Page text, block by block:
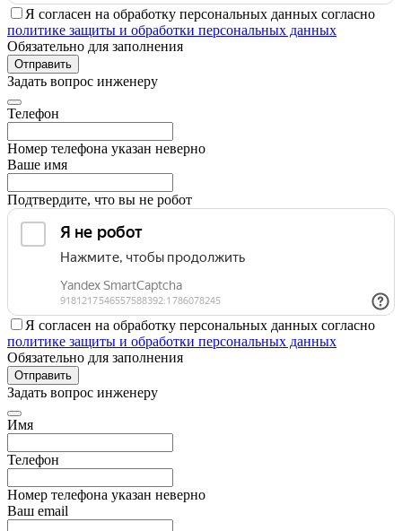
Я согласен на обработку персональных данных согласно
политике защиты и обработки персональных данных
Обязательно для заполнения
Отправить
Задать вопрос инженеру
Телефон
Номер телефона указан неверно
Ваше имя
Подтвердите, что вы не робот
Я согласен на обработку персональных данных согласно
политике защиты и обработки персональных данных
Обязательно для заполнения
Отправить
Задать вопрос инженеру
Имя
Телефон
Номер телефона указан неверно
Ваш email